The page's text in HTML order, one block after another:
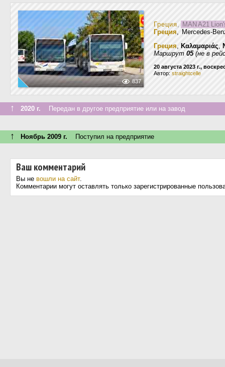
837
Греция, MAN A21
Греция, Mercedes-
Греция, Καλαμαριάς,
Маршрут 05(не в
20 августа 2023 г.,
Автор: straightcelle
↑ 2020 г. Передан в другое предприятие или на завод
↑ Ноябрь 2009 г. Поступил на предприятие
Ваш комментарий
Вы не вошли на сайт.
Комментарии могут оставлять только зарегистрированные